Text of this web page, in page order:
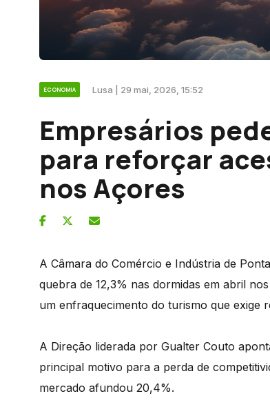
ECONOMIA Lusa | 29 mai, 2026, 15:52
Empresários
para reforçar
nos Açores
A Câmara do Comércio e Indústria de
quebra de 12,3% nas dormidas em abril
um enfraquecimento do turismo que exige
A Direção liderada por Gualter Couto
principal motivo para a perda de
mercado afundou 20,4%.